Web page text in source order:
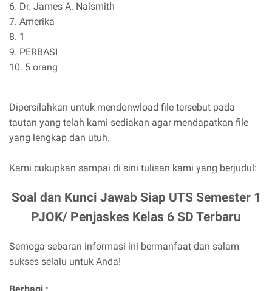
6. Dr. James A. Naismith
7. Amerika
8. 1
9. PERBASI
10. 5 orang
Dipersilahkan untuk mendonwload file tersebut pada
tautan yang telah kami sediakan agar mendapatkan file
yang lengkap dan utuh.
Kami cukupkan sampai di sini tulisan kami yang berjudul:
Soal dan Kunci Jawab Siap UTS Semester 1
PJOK/ Penjaskes Kelas 6 SD Terbaru
Semoga sebaran informasi ini bermanfaat dan salam
sukses selalu untuk Anda!